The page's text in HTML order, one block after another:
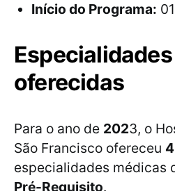
Início do Programa:
oferecidas
Para o ano de 2023, o
São Francisco ofereceu
especialidades médicas
Pré-Requisito.